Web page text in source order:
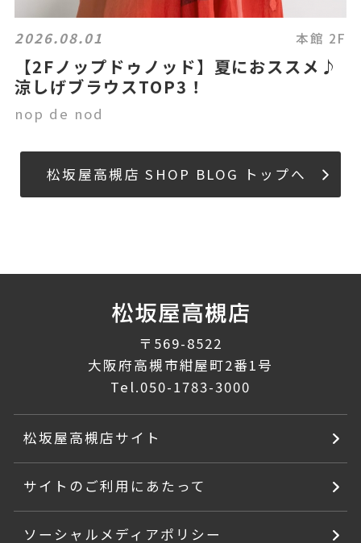
2026.08.01 本館 2F
【2Fノップドゥノッド】夏におススメ♪
涼しげブラウスTOP3！
nop de nod
松坂屋高槻店 SHOP BLOG トップへ
〒569-8522
大阪府高槻市紺屋町2番1号
Tel.050-1783-3000
松坂屋高槻店サイト
サイトのご利用にあたって
ソーシャルメディアポリシー